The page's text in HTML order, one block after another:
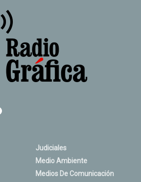
Judiciales
Medio Ambiente
Medios De Comunicación